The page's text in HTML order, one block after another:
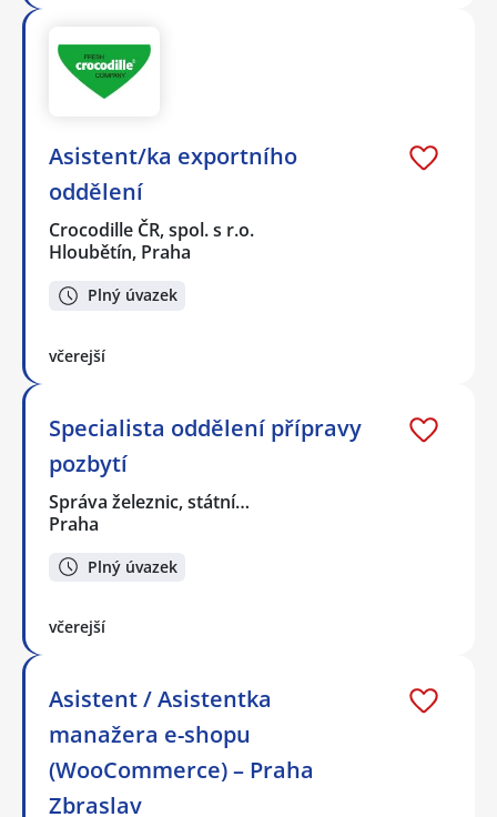
Asistent/ka exportního
oddělení
Crocodille ČR, spol. s r.o.
Hloubětín, Praha
Plný úvazek
včerejší
Specialista oddělení přípravy
pozbytí
Správa železnic, státní…
Praha
Plný úvazek
včerejší
Asistent / Asistentka
manažera e-shopu
(WooCommerce) – Praha
Zbraslav